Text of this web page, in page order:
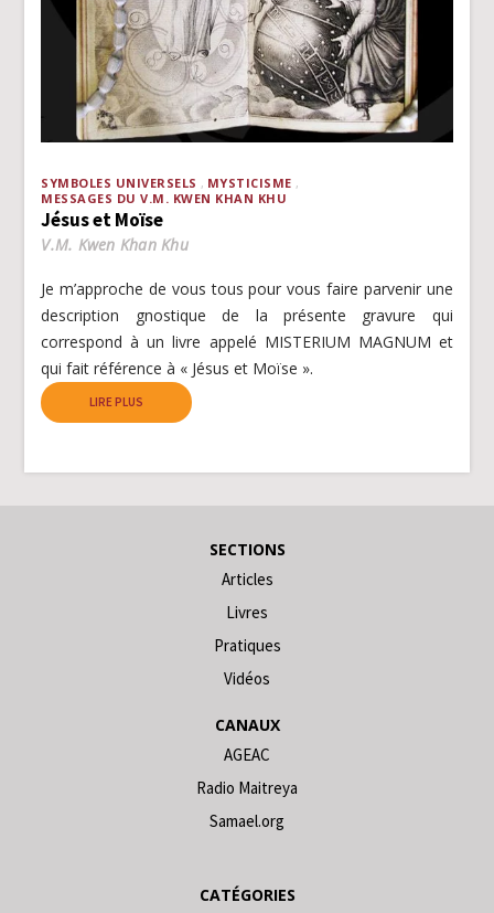
SYMBOLES UNIVERSELS
MYSTICISME
MESSAGES DU V.M. KWEN KHAN KHU
Jésus et Moïse
V.M. Kwen Khan Khu
Je m’approche de vous tous pour vous faire parvenir une
description gnostique de la présente gravure qui
correspond à un livre appelé MISTERIUM MAGNUM et
qui fait référence à « Jésus et Moïse ».
LIRE PLUS
SECTIONS
Articles
Livres
Pratiques
Vidéos
CANAUX
AGEAC
Radio Maitreya
Samael.org
CATÉGORIES